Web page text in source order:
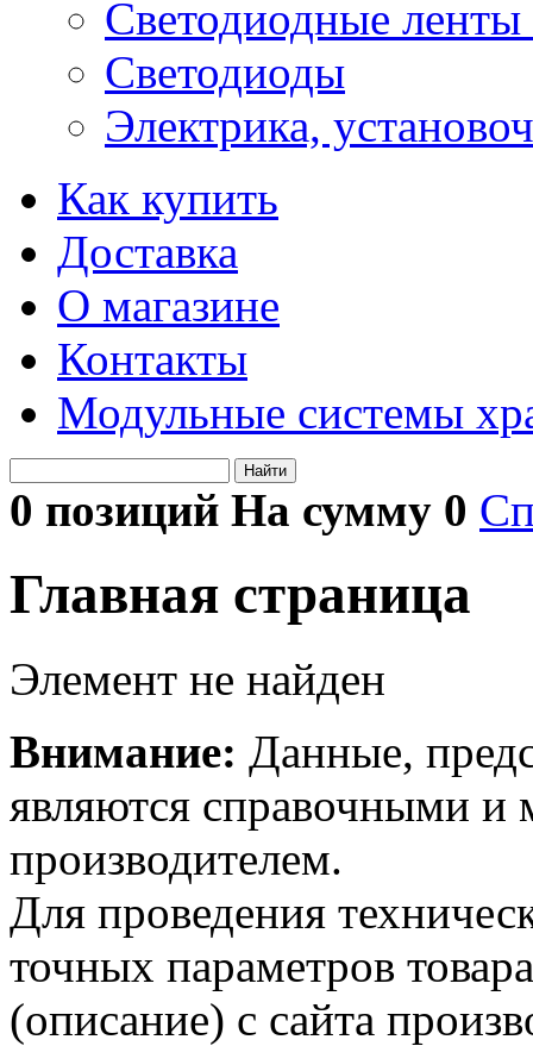
Светодиодные
Светодиоды
Электрика,
Как купить
Доставка
О магазине
Контакты
Модульные системы
Найти
0 позиций На сумму 0
Главная страница
Элемент не найден
Внимание: Данные,
являются справочными и
производителем.
Для проведения
точных параметров
(описание) с сайта